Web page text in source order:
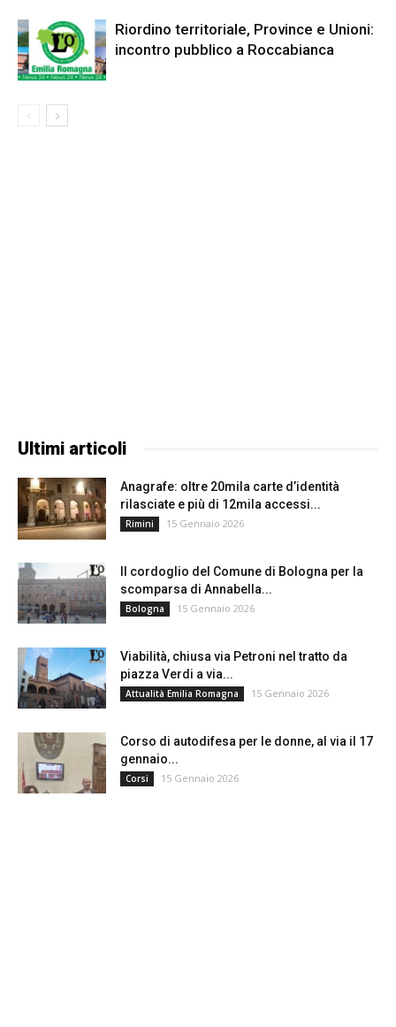
Riordino territoriale, Province e Unioni:
incontro pubblico a Roccabianca
Ultimi articoli
Anagrafe: oltre 20mila carte d’identità
rilasciate e più di 12mila accessi...
Rimini 15 Gennaio 2026
Il cordoglio del Comune di Bologna per la
scomparsa di Annabella...
Bologna 15 Gennaio 2026
Viabilità, chiusa via Petroni nel tratto da
piazza Verdi a via...
Attualità Emilia Romagna 15 Gennaio 2026
Corso di autodifesa per le donne, al via il 17
gennaio...
Corsi 15 Gennaio 2026